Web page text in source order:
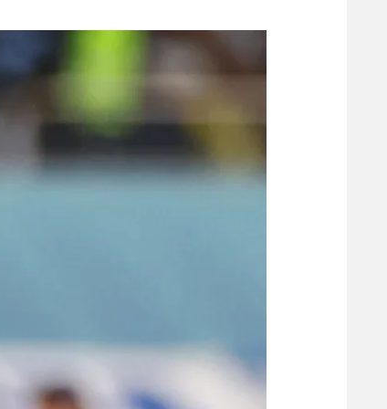
תקנון משתתפים וזוכים בפרסים
תקנון עבור פעילות ספורט 1 – "מרלן"
גיימינג E-Sports
לוח דרושים – ג'ובנט